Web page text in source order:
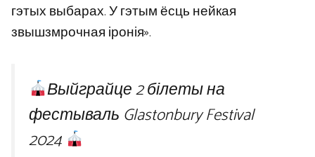
гэтых выбарах. У гэтым ёсць нейкая
звышзмрочная іронія».
Выйграйце 2 білеты на
фестываль Glastonbury Festival
2024